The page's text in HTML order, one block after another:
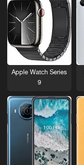
Apple Watch Series
9